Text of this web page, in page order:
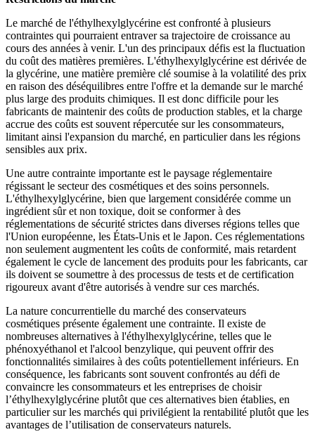
Le marché de l'éthylhexylglycérine est confronté à plusieurs
contraintes qui pourraient entraver sa trajectoire de croissance au
cours des années à venir. L'un des principaux défis est la fluctuation
du coût des matières premières. L'éthylhexylglycérine est dérivée de
la glycérine, une matière première clé soumise à la volatilité des prix
en raison des déséquilibres entre l'offre et la demande sur le marché
plus large des produits chimiques. Il est donc difficile pour les
fabricants de maintenir des coûts de production stables, et la charge
accrue des coûts est souvent répercutée sur les consommateurs,
limitant ainsi l'expansion du marché, en particulier dans les régions
sensibles aux prix.
Une autre contrainte importante est le paysage réglementaire
régissant le secteur des cosmétiques et des soins personnels.
L'éthylhexylglycérine, bien que largement considérée comme un
ingrédient sûr et non toxique, doit se conformer à des
réglementations de sécurité strictes dans diverses régions telles que
l'Union européenne, les États-Unis et le Japon. Ces réglementations
non seulement augmentent les coûts de conformité, mais retardent
également le cycle de lancement des produits pour les fabricants, car
ils doivent se soumettre à des processus de tests et de certification
rigoureux avant d'être autorisés à vendre sur ces marchés.
La nature concurrentielle du marché des conservateurs
cosmétiques présente également une contrainte. Il existe de
nombreuses alternatives à l'éthylhexylglycérine, telles que le
phénoxyéthanol et l'alcool benzylique, qui peuvent offrir des
fonctionnalités similaires à des coûts potentiellement inférieurs. En
conséquence, les fabricants sont souvent confrontés au défi de
convaincre les consommateurs et les entreprises de choisir
l’éthylhexylglycérine plutôt que ces alternatives bien établies, en
particulier sur les marchés qui privilégient la rentabilité plutôt que les
avantages de l’utilisation de conservateurs naturels.